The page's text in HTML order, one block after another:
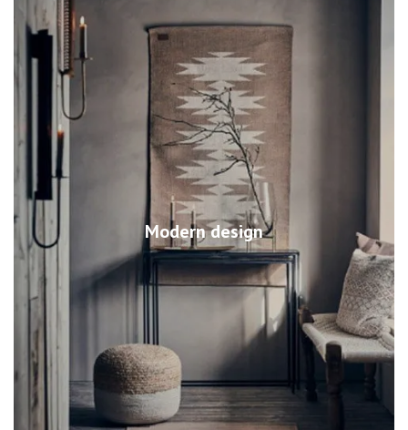
Modern design